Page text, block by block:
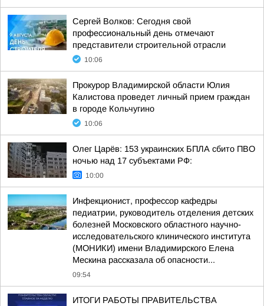
Сергей Волков: Сегодня свой
профессиональный день отмечают
представители строительной отрасли
10:06
Прокурор Владимирской области Юлия
Калистова проведет личный прием граждан
в городе Кольчугино
10:06
Олег Царёв: 153 украинских БПЛА сбито ПВО
ночью над 17 субъектами РФ:
10:00
Инфекционист, профессор кафедры
педиатрии, руководитель отделения детских
болезней Московского областного научно-
исследовательского клинического института
(МОНИКИ) имени Владимирского Елена
Мескина рассказала об опасности...
09:54
ИТОГИ РАБОТЫ ПРАВИТЕЛЬСТВА